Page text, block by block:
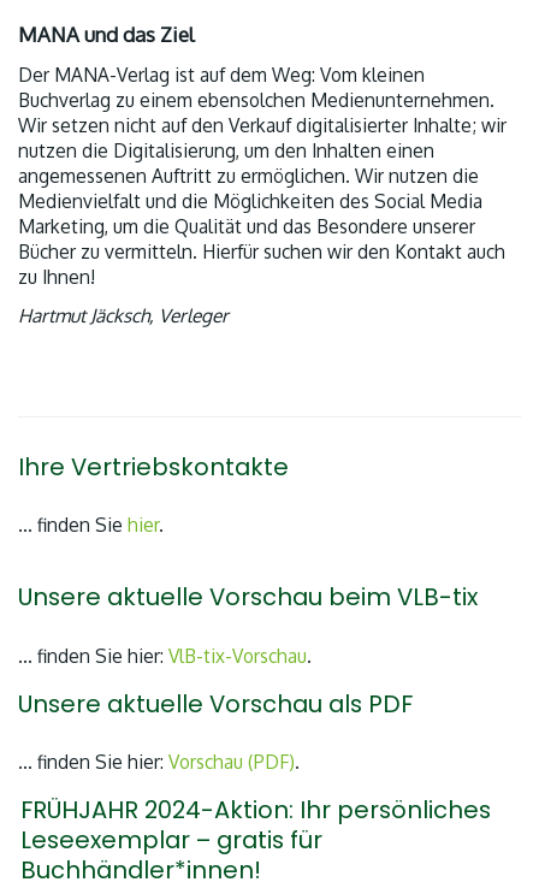
MANA und das Ziel
Der MANA-Verlag ist auf dem Weg: Vom kleinen
Buchverlag zu einem ebensolchen Medienunternehmen.
Wir setzen nicht auf den Verkauf digitalisierter Inhalte; wir
nutzen die Digitalisierung, um den Inhalten einen
angemessenen Auftritt zu ermöglichen. Wir nutzen die
Medienvielfalt und die Möglichkeiten des Social Media
Marketing, um die Qualität und das Besondere unserer
Bücher zu vermitteln. Hierfür suchen wir den Kontakt auch
zu Ihnen!
Hartmut Jäcksch, Verleger
Ihre Vertriebskontakte
… finden Sie hier.
Unsere aktuelle Vorschau beim VLB-tix
… finden Sie hier: VlB-tix-Vorschau.
Unsere aktuelle Vorschau als PDF
… finden Sie hier: Vorschau (PDF).
FRÜHJAHR 2024-Aktion: Ihr persönliches
Leseexemplar – gratis für
Buchhändler*innen!